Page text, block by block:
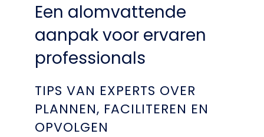
Een alomvattende
aanpak voor ervaren
professionals
TIPS VAN EXPERTS OVER
PLANNEN, FACILITEREN EN
OPVOLGEN